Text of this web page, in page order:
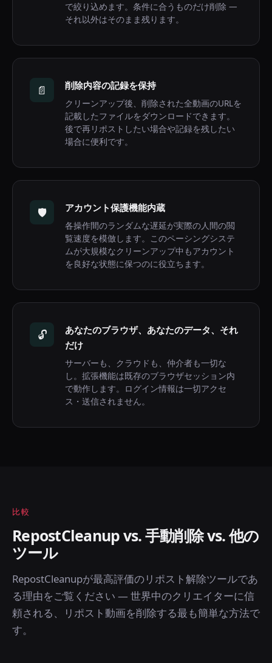
で絞り込めます。条件に合うものだけ削除 —
それ以外はそのまま残ります。
📄 削除内容の記録を保持
クリーンアップ後、削除された全動画のURLを
記載したファイルをダウンロードできます。
後で再リポストしたい場合や記録を残したい
場合に便利です。
🛡️ アカウント保護機能内蔵
各操作間のランダムな遅延が実際の人間の閲
覧速度を模倣します。このペーシングシステ
ムが大規模なクリーンアップ中もアカウント
を良好な状態に保つのに役立ちます。
🔓
あなたのブラウザ、あなたのデータ、それ
だけ
サーバーも、クラウドも、仲介者も一切な
し。拡張機能は既存のブラウザセッション内
で動作します。ログイン情報は一切アクセ
ス・送信されません。
比較
RepostCleanup vs. 手動削除 vs. 他の
ツール
RepostCleanupが最高評価のリポスト解除ツールであ
る理由をご覧ください — 世界中のクリエイターに信
頼される、リポスト動画を削除する最も簡単な方法で
す。